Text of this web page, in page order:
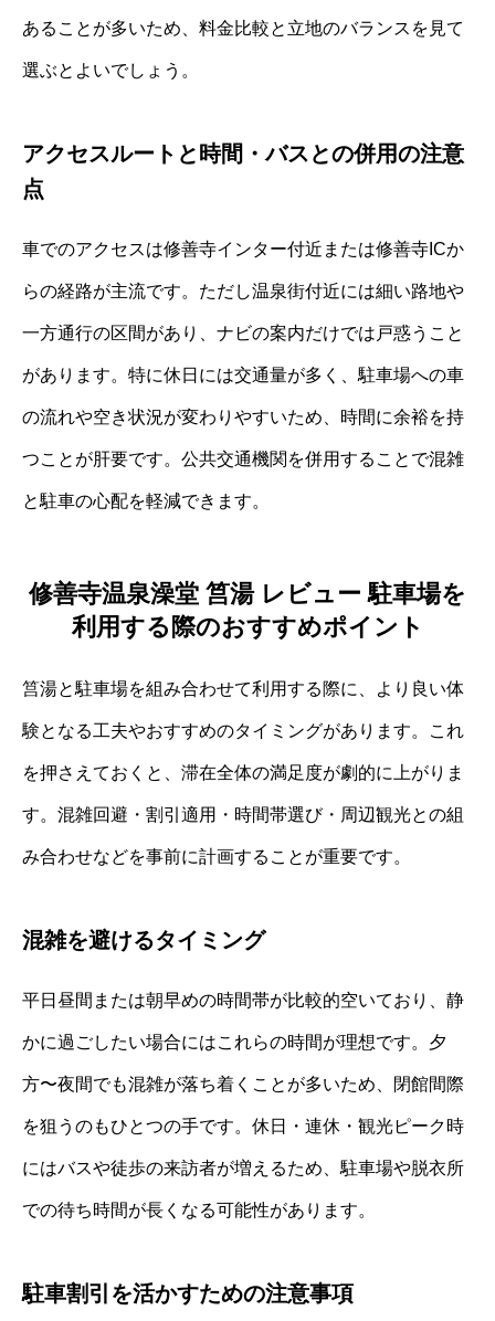
あることが多いため、料金比較と立地のバランスを見て
選ぶとよいでしょう。
アクセスルートと時間・バスとの併用の注意
点
車でのアクセスは修善寺インター付近または修善寺ICか
らの経路が主流です。ただし温泉街付近には細い路地や
一方通行の区間があり、ナビの案内だけでは戸惑うこと
があります。特に休日には交通量が多く、駐車場への車
の流れや空き状況が変わりやすいため、時間に余裕を持
つことが肝要です。公共交通機関を併用することで混雑
と駐車の心配を軽減できます。
修善寺温泉澡堂 筥湯 レビュー 駐車場を
利用する際のおすすめポイント
筥湯と駐車場を組み合わせて利用する際に、より良い体
験となる工夫やおすすめのタイミングがあります。これ
を押さえておくと、滞在全体の満足度が劇的に上がりま
す。混雑回避・割引適用・時間帯選び・周辺観光との組
み合わせなどを事前に計画することが重要です。
混雑を避けるタイミング
平日昼間または朝早めの時間帯が比較的空いており、静
かに過ごしたい場合にはこれらの時間が理想です。夕
方〜夜間でも混雑が落ち着くことが多いため、閉館間際
を狙うのもひとつの手です。休日・連休・観光ピーク時
にはバスや徒歩の来訪者が増えるため、駐車場や脱衣所
での待ち時間が長くなる可能性があります。
駐車割引を活かすための注意事項